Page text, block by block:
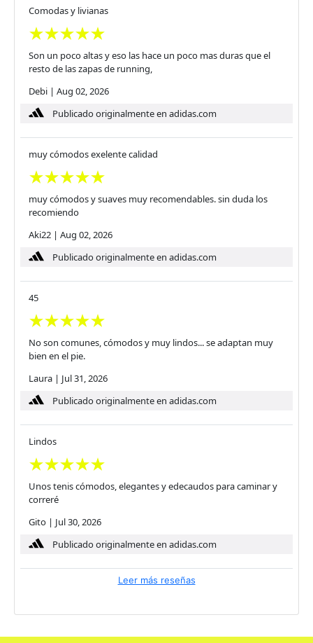
Comodas y livianas
Son un poco altas y eso las hace un poco mas duras que el
resto de las zapas de running,
Debi | Aug 02, 2026
Publicado originalmente en adidas.com
muy cómodos exelente calidad
muy cómodos y suaves muy recomendables. sin duda los
recomiendo
Aki22 | Aug 02, 2026
Publicado originalmente en adidas.com
45
No son comunes, cómodos y muy lindos... se adaptan muy
bien en el pie.
Laura | Jul 31, 2026
Publicado originalmente en adidas.com
Lindos
Unos tenis cómodos, elegantes y edecaudos para caminar y
correré
Gito | Jul 30, 2026
Publicado originalmente en adidas.com
Leer más reseñas